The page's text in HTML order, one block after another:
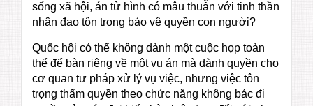
sống xã hội, án tử hình có mâu thuẫn với tinh thần
nhân đạo tôn trọng bảo vệ quyền con người?
Quốc hội có thể không dành một cuộc họp toàn
thể để bàn riêng về một vụ án mà dành quyền cho
cơ quan tư pháp xử lý vụ việc, nhưng việc tôn
trọng thẩm quyền theo chức năng không bác đi